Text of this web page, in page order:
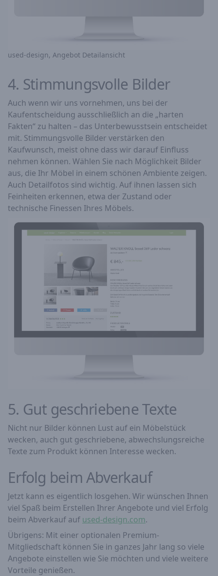
used-design, Angebot Detailansicht
4. Stimmungsvolle Bilder
Auch wenn wir uns vornehmen, uns bei der
Kaufentscheidung ausschließlich an die „harten
Fakten“ zu halten – das Unterbewusstsein entscheidet
mit. Stimmungsvolle Bilder verstärken den
Kaufwunsch, meist ohne dass wir darauf Einfluss
nehmen können. Wählen Sie nach Möglichkeit Bilder
aus, die Ihr Möbel in einem schönen Ambiente zeigen.
Auch Detailfotos sind wichtig. Auf ihnen lassen sich
Feinheiten erkennen, etwa der Zustand oder
technische Finessen Ihres Möbels.
5. Gut geschriebene Texte
Nicht nur Bilder können Lust auf ein Möbelstück
wecken, auch gut geschriebene, abwechslungsreiche
Texte zum Produkt können Interesse wecken.
Erfolg beim Abverkauf
Jetzt kann es eigentlich losgehen. Wir wünschen Ihnen
viel Spaß beim Erstellen Ihrer Angebote und viel Erfolg
beim Abverkauf auf used-design.com.
Übrigens: Mit einer optionalen Premium-
Mitgliedschaft können Sie in ganzes Jahr lang so viele
Angebote einstellen wie Sie möchten und viele weitere
Vorteile genießen.